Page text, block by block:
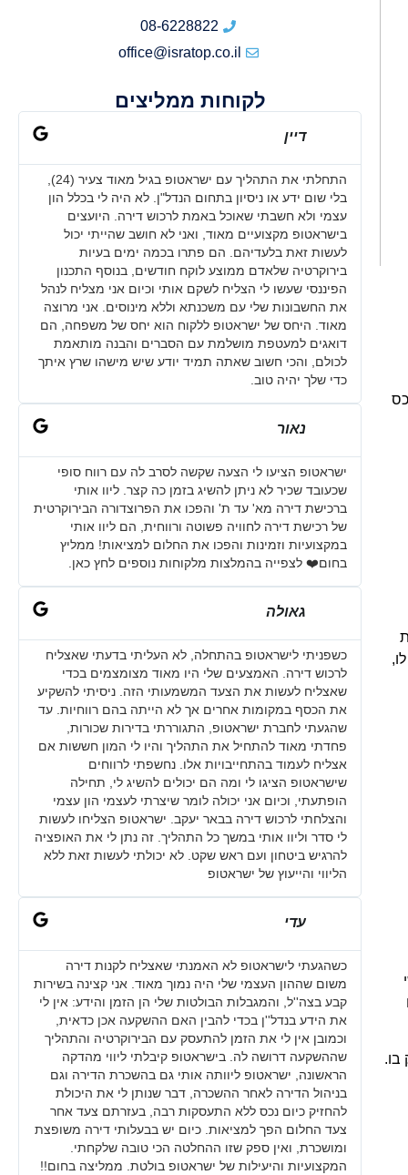
בו.
08-6228822
office@isratop.co.il
לקוחות ממליצים
דיין
התחלתי את התהליך עם ישראטופ בגיל מאוד צעיר (24),
בלי שום ידע או ניסיון בתחום הנדל"ן. לא היה לי בכלל הון
עצמי ולא חשבתי שאוכל באמת לרכוש דירה. היועצים
בישראטופ מקצועיים מאוד, ואני לא חושב שהייתי יכול
לעשות זאת בלעדיהם. הם פתרו בכמה ימים בעיות
בירוקרטיה שלאדם ממוצע לוקח חודשים, בנוסף התכנון
הפיננסי שעשו לי הצליח לשקם אותי וכיום אני מצליח לנהל
את החשבונות שלי עם משכנתא וללא מינוסים. אני מרוצה
מאוד. היחס של ישראטופ ללקוח הוא יחס של משפחה, הם
דואגים למעטפת מושלמת עם הסברים והבנה מותאמת
לכולם, והכי חשוב שאתה תמיד יודע שיש מישהו שרץ איתך
כדי שלך יהיה טוב.
נאור
ישראטופ הציעו לי הצעה שקשה לסרב לה עם רווח סופי
שכעובד שכיר לא ניתן להשיג בזמן כה קצר. ליוו אותי
ברכישת דירה מא' עד ת' והפכו את הפרוצדורה הבירוקרטית
של רכישת דירה לחוויה פשוטה ורווחית, הם ליוו אותי
במקצועיות וזמינות והפכו את החלום למציאות! ממליץ
בחום❤️ לצפייה בהמלצות מלקוחות נוספים לחץ כאן.
גאולה
כשפניתי לישראטופ בהתחלה, לא העליתי בדעתי שאצליח
לרכוש דירה. האמצעים שלי היו מאוד מצומצמים בכדי
שאצליח לעשות את הצעד המשמעותי הזה. ניסיתי להשקיע
את הכסף במקומות אחרים אך לא הייתה בהם רווחיות. עד
שהגעתי לחברת ישראטופ, התגוררתי בדירות שכורות,
פחדתי מאוד להתחיל את התהליך והיו לי המון חששות אם
אצליח לעמוד בהתחייבויות אלו. נחשפתי לרווחים
שישראטופ הציגו לי ומה הם יכולים להשיג לי, תחילה
הופתעתי, וכיום אני יכולה לומר שיצרתי לעצמי הון עצמי
והצלחתי לרכוש דירה בבאר יעקב. ישראטופ הצליחו לעשות
לי סדר וליוו אותי במשך כל התהליך. זה נתן לי את האופציה
להרגיש ביטחון ועם ראש שקט. לא יכולתי לעשות זאת ללא
הליווי והייעוץ של ישראטופ
עדי
כשהגעתי לישראטופ לא האמנתי שאצליח לקנות דירה
משום שההון העצמי שלי היה נמוך מאוד. אני קצינה בשירות
קבע בצה''ל, והמגבלות הבולטות שלי הן הזמן והידע: אין לי
את הידע בנדל''ן בכדי להבין האם ההשקעה אכן כדאית,
וכמובן אין לי את הזמן להתעסק עם הבירוקרטיה והתהליך
שההשקעה דרושה לה. בישראטופ קיבלתי ליווי מהדקה
הראשונה, ישראטופ ליוותה אותי גם בהשכרת הדירה וגם
בניהול הדירה לאחר ההשכרה, דבר שנותן לי את היכולת
להחזיק כיום נכס ללא התעסקות רבה, בעזרתם צעד אחר
צעד החלום הפך למציאות. כיום יש בבעלותי דירה משופצת
ומושכרת, ואין ספק שזו ההחלטה הכי טובה שלקחתי.
המקצועיות והיעילות של ישראטופ בולטת. ממליצה בחום!!